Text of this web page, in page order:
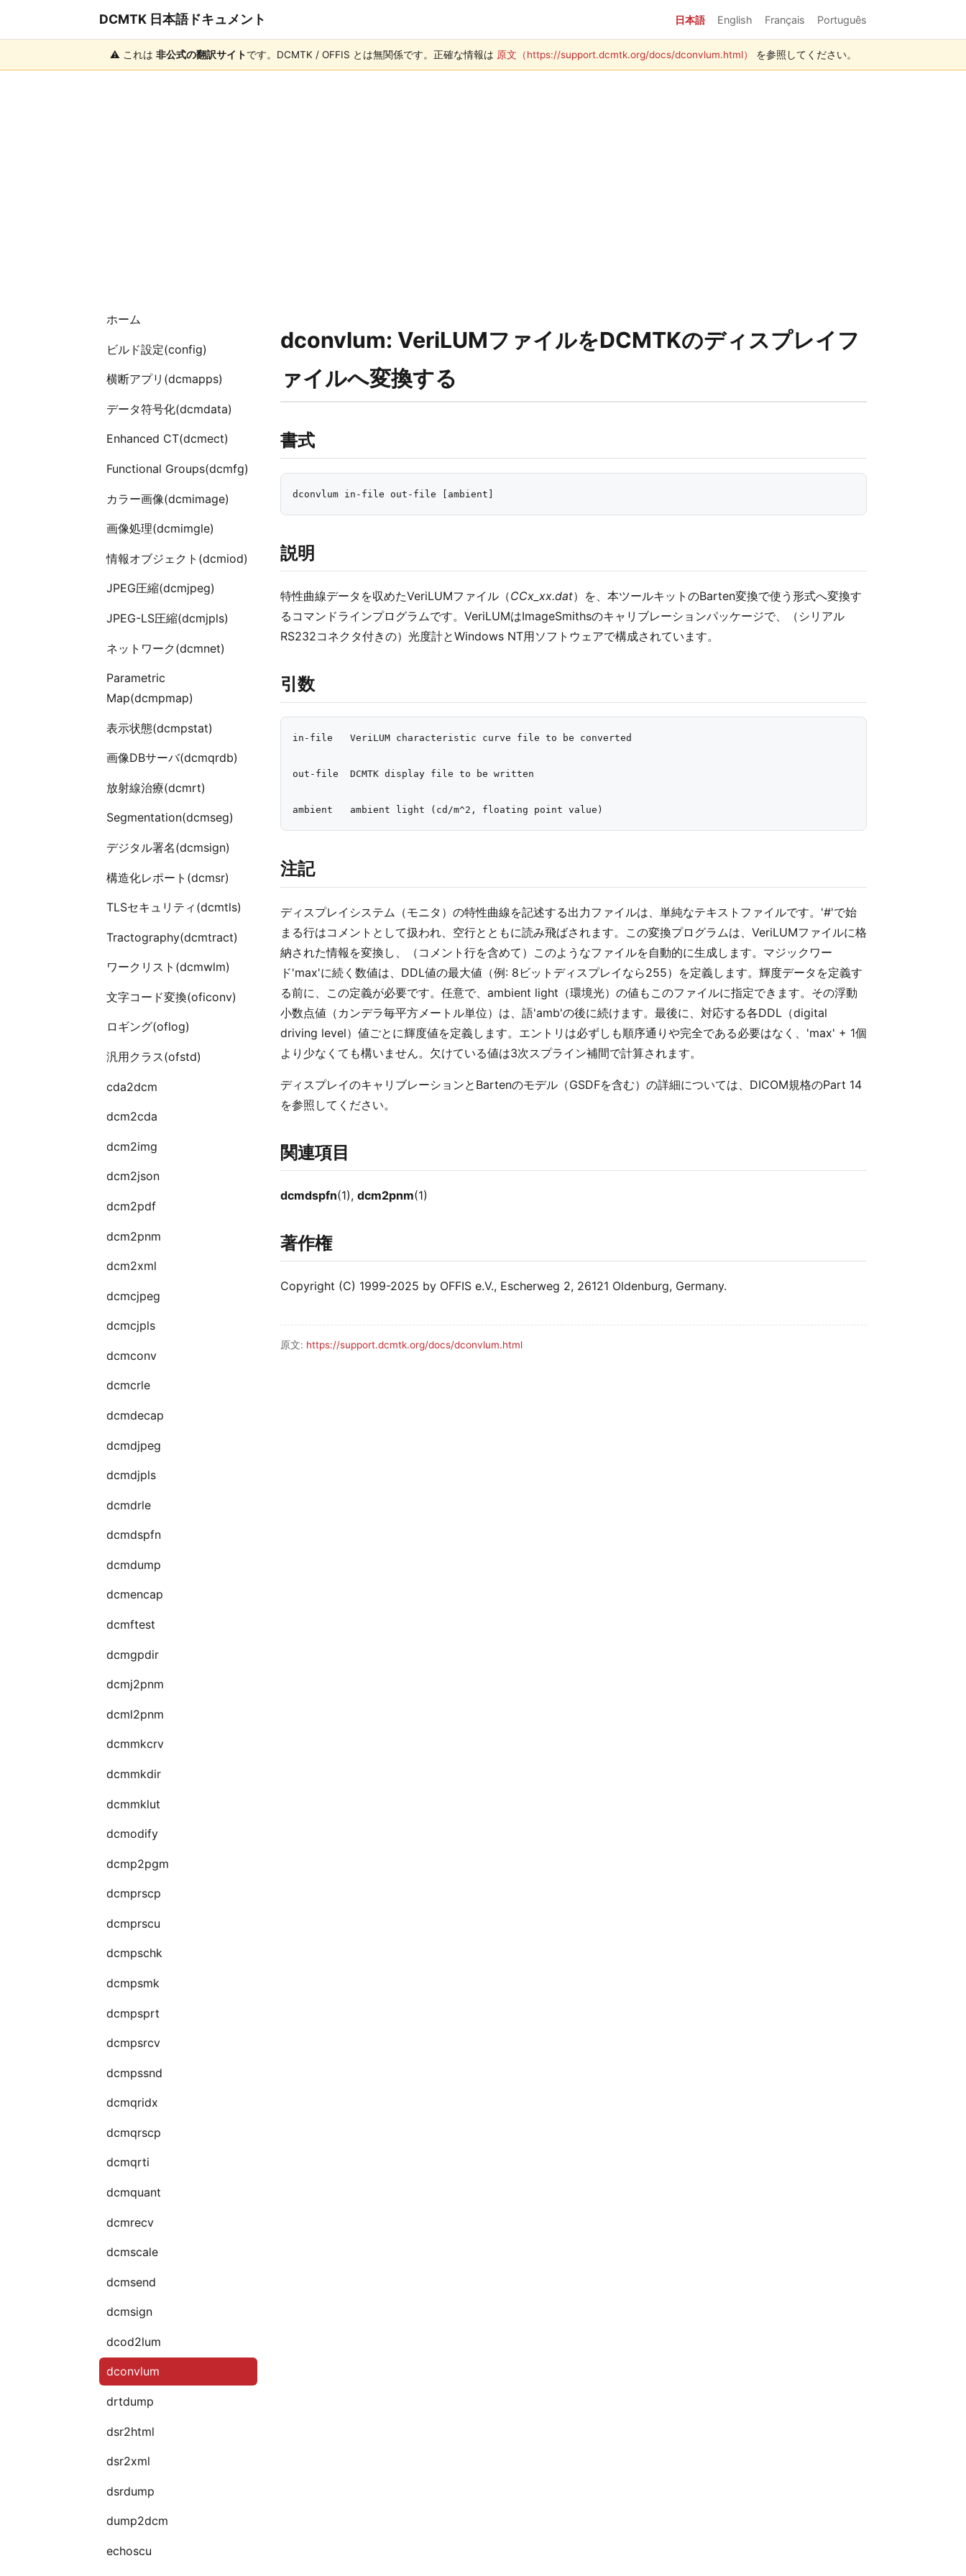
DCMTK 日本語ドキュメント 日本語 English Français Português
⚠️ これは 非公式の翻訳サイトです。DCMTK / OFFIS とは無関係です。正確な情報は 原文（https://support.dcmtk.org/docs/dconvlum.html） を参照してください。
ホーム
ビルド設定(config)
横断アプリ(dcmapps)
データ符号化(dcmdata)
Enhanced CT(dcmect)
Functional Groups(dcmfg)
カラー画像(dcmimage)
画像処理(dcmimgle)
情報オブジェクト(dcmiod)
JPEG圧縮(dcmjpeg)
JPEG-LS圧縮(dcmjpls)
ネットワーク(dcmnet)
Parametric
Map(dcmpmap)
表示状態(dcmpstat)
画像DBサーバ(dcmqrdb)
放射線治療(dcmrt)
Segmentation(dcmseg)
デジタル署名(dcmsign)
構造化レポート(dcmsr)
TLSセキュリティ(dcmtls)
Tractography(dcmtract)
ワークリスト(dcmwlm)
文字コード変換(oficonv)
ロギング(oflog)
汎用クラス(ofstd)
cda2dcm
dcm2cda
dcm2img
dcm2json
dcm2pdf
dcm2pnm
dcm2xml
dcmcjpeg
dcmcjpls
dcmconv
dcmcrle
dcmdecap
dcmdjpeg
dcmdjpls
dcmdrle
dcmdspfn
dcmdump
dcmencap
dcmftest
dcmgpdir
dcmj2pnm
dcml2pnm
dcmmkcrv
dcmmkdir
dcmmklut
dcmodify
dcmp2pgm
dcmprscp
dcmprscu
dcmpschk
dcmpsmk
dcmpsprt
dcmpsrcv
dcmpssnd
dcmqridx
dcmqrscp
dcmqrti
dcmquant
dcmrecv
dcmscale
dcmsend
dcmsign
dcod2lum
dconvlum
drtdump
dsr2html
dsr2xml
dsrdump
dump2dcm
echoscu
dconvlum: VeriLUMファイルをDCMTKのディスプレイフ
ァイルへ変換する
書式
説明
特性曲線データを収めたVeriLUMファイル（CCx_xx.dat）を、本ツールキットのBarten変換で使う形式へ変換す
るコマンドラインプログラムです。VeriLUMはImageSmithsのキャリブレーションパッケージで、（シリアル
RS232コネクタ付きの）光度計とWindows NT用ソフトウェアで構成されています。
引数
in-file   VeriLUM characteristic curve file to be converted
out-file  DCMTK display file to be written
注記
ディスプレイシステム（モニタ）の特性曲線を記述する出力ファイルは、単純なテキストファイルです。'#'で始
まる行はコメントとして扱われ、空行とともに読み飛ばされます。この変換プログラムは、VeriLUMファイルに格
納された情報を変換し、（コメント行を含めて）このようなファイルを自動的に生成します。マジックワー
ド'max'に続く数値は、DDL値の最大値（例: 8ビットディスプレイなら255）を定義します。輝度データを定義す
る前に、この定義が必要です。任意で、ambient light（環境光）の値もこのファイルに指定できます。その浮動
小数点値（カンデラ毎平方メートル単位）は、語'amb'の後に続けます。最後に、対応する各DDL（digital
driving level）値ごとに輝度値を定義します。エントリは必ずしも順序通りや完全である必要はなく、'max' + 1個
より少なくても構いません。欠けている値は3次スプライン補間で計算されます。
ディスプレイのキャリブレーションとBartenのモデル（GSDFを含む）の詳細については、DICOM規格のPart 14
を参照してください。
関連項目
dcmdspfn(1), dcm2pnm(1)
著作権
Copyright (C) 1999-2025 by OFFIS e.V., Escherweg 2, 26121 Oldenburg, Germany.
原文: https://support.dcmtk.org/docs/dconvlum.html